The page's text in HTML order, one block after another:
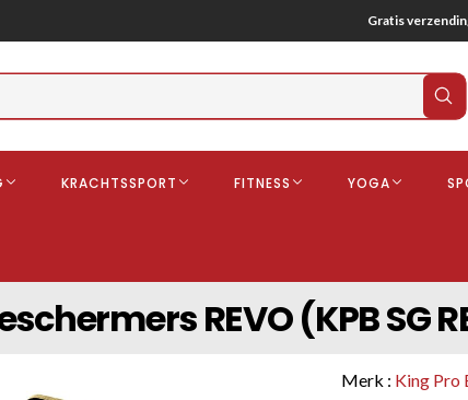
Gratis
Gebitsbescherming
KRACHTSSPORT FITNESS YOGA
REVO (KPB SG
Merk : King Pro